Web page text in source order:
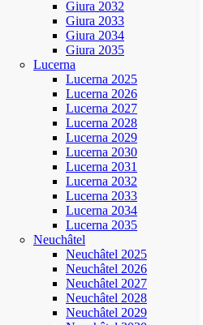
Giura 2032
Giura 2033
Giura 2034
Giura 2035
Lucerna
Lucerna 2025
Lucerna 2026
Lucerna 2027
Lucerna 2028
Lucerna 2029
Lucerna 2030
Lucerna 2031
Lucerna 2032
Lucerna 2033
Lucerna 2034
Lucerna 2035
Neuchâtel
Neuchâtel 2025
Neuchâtel 2026
Neuchâtel 2027
Neuchâtel 2028
Neuchâtel 2029